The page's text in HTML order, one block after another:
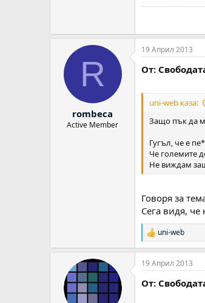
R
rombeca
Active Member
19 Април 2013
От:
uni-web каза:
Защо пък да
Гугъл, че е
Че големите
Не виждам
Говоря за
Сега видя, че
Р
е
а
к
и
uni-web
19 Април 2013
От: